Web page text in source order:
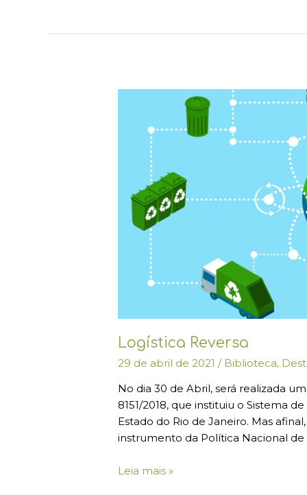
Logística Reversa
29 de abril de 2021/ Biblioteca,
No dia 30 de Abril, será realizada
8151/2018, que instituiu o Sistema
Estado do Rio de Janeiro. Mas
instrumento da Política Nacional
Leia mais »